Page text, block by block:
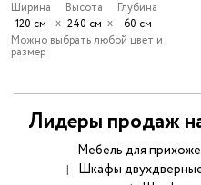
Ширина
120 см
х
Высота
240 см х
Глубина
60 см
Можно выбрать любой цвет и
размер
Лидеры продаж
Мебель для
Шкафы